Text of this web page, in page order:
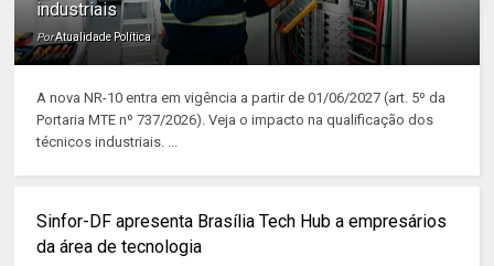
industriais
PorAtualidade Política
A nova NR-10 entra em vigência a partir de 01/06/2027 (art. 5º da
Portaria MTE nº 737/2026). Veja o impacto na qualificação dos
técnicos industriais. ...
Sinfor-DF apresenta Brasília Tech Hub a empresários
da área de tecnologia